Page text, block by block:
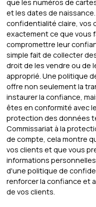
que les numéros de
et les dates de
confidentialité claire, vos
exactement ce que vous
compromettre leur
simple fait de collecter
droit de les vendre ou de
approprié. Une politique
offre non seulement la
instaurer la confiance,
êtes en conformité avec
protection des données
Commissariat à la
de compte, cela montre
vos clients et que vous
informations
d'une politique de
renforcer la confiance et
de vos clients.